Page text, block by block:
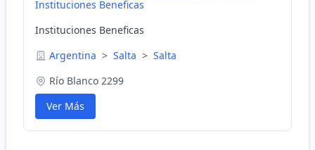
Instituciones Beneficas
Instituciones Beneficas
Argentina > Salta > Salta
Río Blanco 2299
Ver Más